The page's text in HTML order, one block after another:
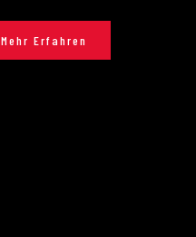
Mehr Erfahren